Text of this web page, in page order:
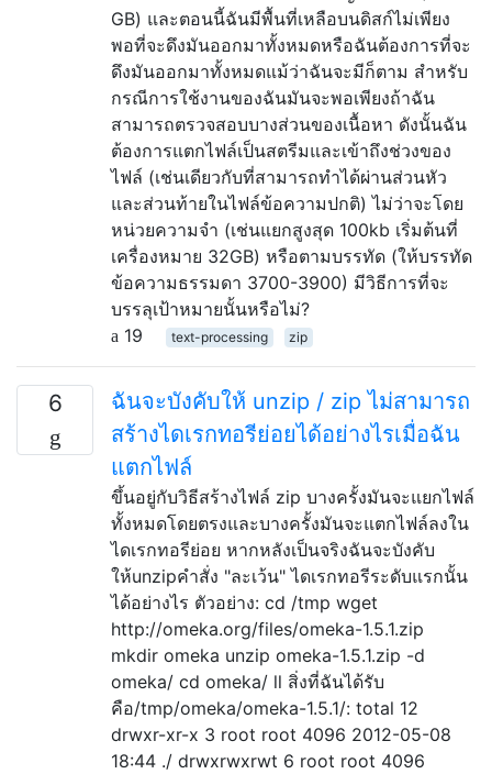
GB) และตอนนี้ฉันมีพื้นที่เหลือบนดิสก์ไม่เพียง
พอที่จะดึงมันออกมาทั้งหมดหรือฉันต้องการที่จะ
ดึงมันออกมาทั้งหมดแม้ว่าฉันจะมีก็ตาม สำหรับ
กรณีการใช้งานของฉันมันจะพอเพียงถ้าฉัน
สามารถตรวจสอบบางส่วนของเนื้อหา ดังนั้นฉัน
ต้องการแตกไฟล์เป็นสตรีมและเข้าถึงช่วงของ
ไฟล์ (เช่นเดียวกับที่สามารถทำได้ผ่านส่วนหัว
และส่วนท้ายในไฟล์ข้อความปกติ) ไม่ว่าจะโดย
หน่วยความจำ (เช่นแยกสูงสุด 100kb เริ่มต้นที่
เครื่องหมาย 32GB) หรือตามบรรทัด (ให้บรรทัด
ข้อความธรรมดา 3700-3900) มีวิธีการที่จะ
บรรลุเป้าหมายนั้นหรือไม่?
19
text-processing zip
6
ฉันจะบังคับให้ unzip / zip ไม่สามารถ
สร้างไดเรกทอรีย่อยได้อย่างไรเมื่อฉัน
แตกไฟล์
ขึ้นอยู่กับวิธีสร้างไฟล์ zip บางครั้งมันจะแยกไฟล์
ทั้งหมดโดยตรงและบางครั้งมันจะแตกไฟล์ลงใน
ไดเรกทอรีย่อย หากหลังเป็นจริงฉันจะบังคับ
ให้unzipคำสั่ง "ละเว้น" ไดเรกทอรีระดับแรกนั้น
ได้อย่างไร ตัวอย่าง: cd /tmp wget
http://omeka.org/files/omeka-1.5.1.zip
mkdir omeka unzip omeka-1.5.1.zip -d
omeka/ cd omeka/ ll สิ่งที่ฉันได้รับ
คือ/tmp/omeka/omeka-1.5.1/: total 12
drwxr-xr-x 3 root root 4096 2012-05-08
18:44 ./ drwxrwxrwt 6 root root 4096